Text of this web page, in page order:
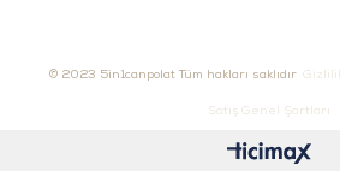
© 2023 5in1canpolat Tüm hakları saklıdır
Satış Genel Şartları